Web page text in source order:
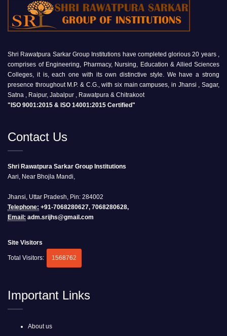
Shri Rawatpura Sarkar Group Institutions have completed glorious 20 years ,
comprises of Engineering, Pharmacy, Nursing, Education & Allied Sciences
Colleges, it is, each one with its own distinctive style. We have a strong
presence throughout M.P. & C.G., with six main campuses, in Jhansi , Sagar,
Satna , Raipur, Jabalpur , Rawatpura & Chitrakoot
"ISO 9001:2015 & ISO 14001:2015 Certified"
Contact Us
Shri Rawatpura Sarkar Group Institutions
Aari, Near Bhojla Mandi,
Jhansi, Uttar Pradesh, Pin: 284002
Telephone: +91-7068280627, 7068280628,
Email: adm.srijhs@gmail.com
Site Visitors
Total Visitors: 1568762
Important Links
About us